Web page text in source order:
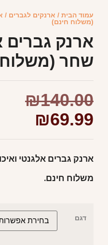
עמוד הבית / ארנקים לגברים /
(משלוח חינם)
ארנק גברים
שחר
₪140.00
₪69.99
ארנק גברים אלגנטי
משלוח חינם.
דגם